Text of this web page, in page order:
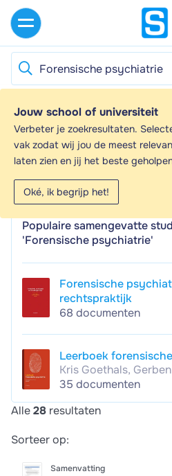
Jouw school of universiteit
Verbeter je zoekresultaten.
vak zodat wij jou de meest
laten zien en jij het beste
Oké, ik begrijp het!
Forensische psychiatrie
en Aantekeningen
Op zoek naar een
psychiatrie? Op deze pagina
over Forensische psychiatrie.
Populaire samengevatte
'Forensische psychiatrie'
Forensische
rechtspraktijk
68 documenten
Leerboek
Kris Goethals,
35 documenten
Alle28 resultaten
Sorteer op:
Samenvatting